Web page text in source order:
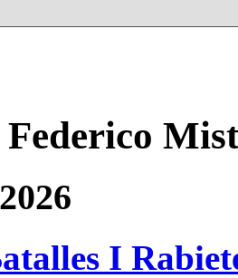
Federico
I